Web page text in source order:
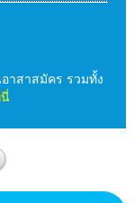
าสาสมัคร รวมทั้ง